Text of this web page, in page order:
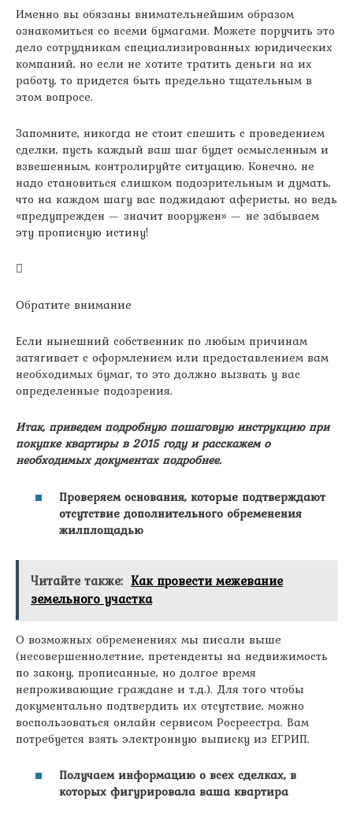
Именно вы обязаны внимательнейшим образом
ознакомиться со всеми бумагами. Можете поручить это
дело сотрудникам специализированных юридических
компаний, но если не хотите тратить деньги на их
работу, то придется быть предельно тщательным в
этом вопросе.
Запомните, никогда не стоит спешить с проведением
сделки, пусть каждый ваш шаг будет осмысленным и
взвешенным, контролируйте ситуацию. Конечно, не
надо становиться слишком подозрительным и думать,
что на каждом шагу вас поджидают аферисты, но ведь
«предупрежден — значит вооружен» — не забываем
эту прописную истину!
Обратите внимание
Если нынешний собственник по любым причинам
затягивает с оформлением или предоставлением вам
необходимых бумаг, то это должно вызвать у вас
определенные подозрения.
Итак, приведем подробную пошаговую инструкцию при
покупке квартиры в 2015 году и расскажем о
необходимых документах подробнее.
Проверяем основания, которые подтверждают
отсутствие дополнительного обременения
жилплощадью
Читайте также: Как провести межевание
земельного участка
О возможных обременениях мы писали выше
(несовершеннолетние, претенденты на недвижимость
по закону, прописанные, но долгое время
непроживающие граждане и т.д.). Для того чтобы
документально подтвердить их отсутствие, можно
воспользоваться онлайн сервисом Росреестра. Вам
потребуется взять электронную выписку из ЕГРИП.
Получаем информацию о всех сделках, в
которых фигурировала ваша квартира